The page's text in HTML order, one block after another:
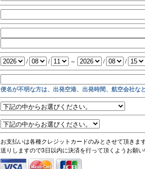
/ / ～ / /
便名が不明な方は、出発空港、出発時間、航空会社な
お支払いは各種クレジットカードのみとさせて頂きま
送りしますので3日以内に決済を行って頂くようお願